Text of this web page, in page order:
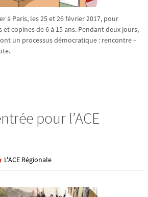
à Paris, les 25 et 26 février 2017, pour
copines de 6 à 15 ans. Pendant deux jours,
un processus démocratique : rencontre –
pour l’ACE
L'ACE Régionale